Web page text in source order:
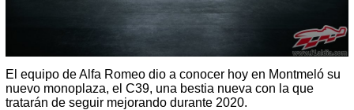
El equipo de Alfa Romeo dio a conocer hoy en Montmeló su
nuevo monoplaza, el C39, una bestia nueva con la que
tratarán de seguir mejorando durante 2020.